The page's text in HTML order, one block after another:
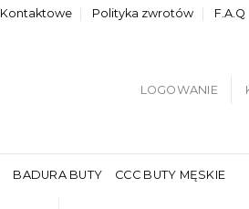
Kontaktowe Polityka zwrotów F.A.Q
LOGOWANIE
BADURA BUTY CCC BUTY MĘSKIE